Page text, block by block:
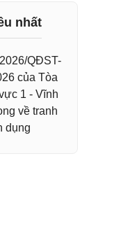
nhất
QĐST-
của Tòa
1 - Vĩnh
về tranh
dụng